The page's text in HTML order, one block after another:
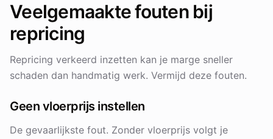
Veelgemaakte fouten bij
repricing
Repricing verkeerd inzetten kan je marge sneller
schaden dan handmatig werk. Vermijd deze fouten.
Geen vloerprijs instellen
De gevaarlijkste fout. Zonder vloerprijs volgt je